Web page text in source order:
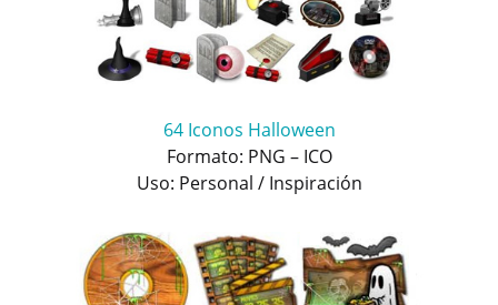
64 Iconos Halloween
Formato: PNG – ICO
Uso: Personal / Inspiración